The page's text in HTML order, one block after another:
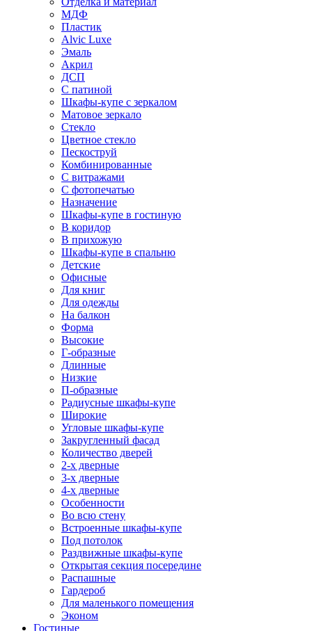
МДФ
Пластик
Alvic Luxe
Эмаль
Акрил
ДСП
С патиной
Шкафы-купе с зеркалом
Матовое зеркало
Стекло
Цветное стекло
Пескоструй
Комбинированные
С витражами
С фотопечатью
Назначение
Шкафы-купе в гостиную
В коридор
В прихожую
Шкафы-купе в спальню
Детские
Офисные
Для книг
Для одежды
На балкон
Форма
Высокие
Г-образные
Длинные
Низкие
П-образные
Радиусные шкафы-купе
Широкие
Угловые шкафы-купе
Закругленный фасад
Количество дверей
2-х дверные
3-х дверные
4-х дверные
Особенности
Во всю стену
Встроенные шкафы-купе
Под потолок
Раздвижные шкафы-купе
Открытая секция посередине
Распашные
Гардероб
Для маленького помещения
Эконом
Гостиные